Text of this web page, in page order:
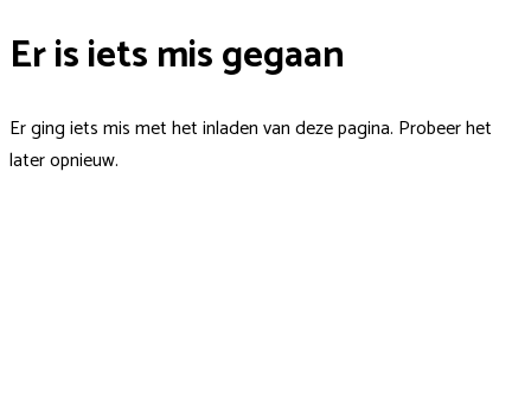
Er is iets mis gegaan
Er ging iets mis met het inladen van deze pagina. Probeer het
later opnieuw.